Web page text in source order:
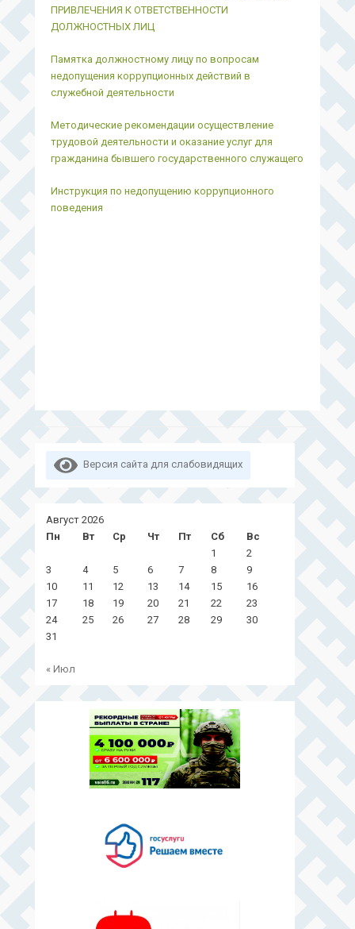
ПРИВЛЕЧЕНИЯ К ОТВЕТСТВЕННОСТИ
ДОЛЖНОСТНЫХ ЛИЦ
Памятка должностному лицу по вопросам
недопущения коррупционных действий в
служебной деятельности
Методические рекомендации осуществление
трудовой деятельности и оказание услуг для
гражданина бывшего государственного служащего
Инструкция по недопущению коррупционного
поведения
Версия сайта для слабовидящих
Август 2026
Пн
Вт Ср Чт Пт Сб
Вс
1
2
3
4 5 6 7 8
9
10
11 12 13 14 15
16
17
18 19 20 21 22
23
24
25 26 27 28 29
30
31
« Июл